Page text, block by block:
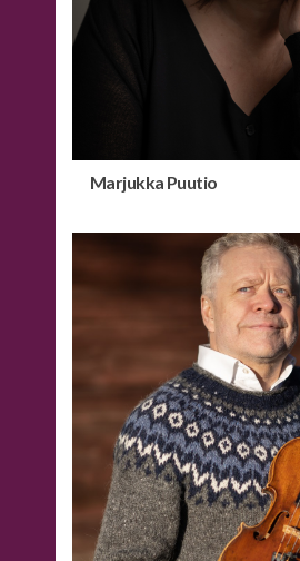
Marjukka Puutio